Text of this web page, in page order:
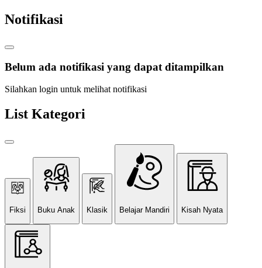
Notifikasi
Belum ada notifikasi yang dapat ditampilkan
Silahkan login untuk melihat notifikasi
List Kategori
Fiksi Buku Anak Klasik Belajar Mandiri Kisah Nyata